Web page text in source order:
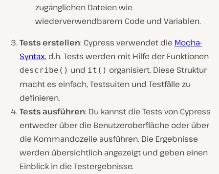
zugänglichen Dateien wie
wiederverwendbarem Code und Variablen.
Tests erstellen: Cypress verwendet die Mocha-
Syntax, d.h. Tests werden mit Hilfe der Funktionen
describe() und it() organisiert. Diese Struktur
macht es einfach, Testsuiten und Testfälle zu
definieren.
Tests ausführen: Du kannst die Tests von Cypress
entweder über die Benutzeroberfläche oder über
die Kommandozeile ausführen. Die Ergebnisse
werden übersichtlich angezeigt und geben einen
Einblick in die Testergebnisse.